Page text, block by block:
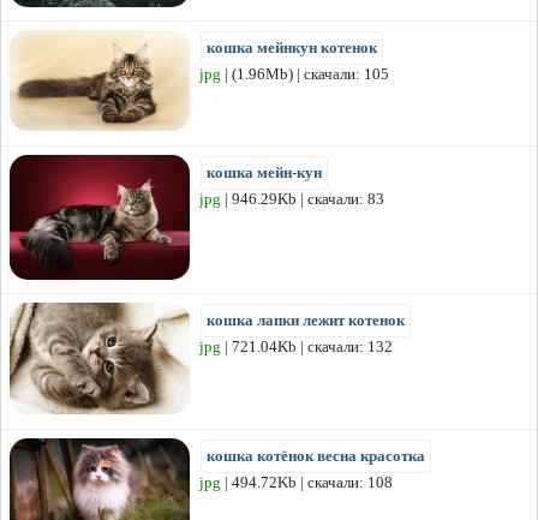
кошка мейнкун котенок
jpg | (1.96Mb) | скачали: 105
кошка мейн-кун
jpg | 946.29Kb | скачали: 83
кошка лапки лежит котенок
jpg | 721.04Kb | скачали: 132
кошка котёнок весна красотка
jpg | 494.72Kb | скачали: 108